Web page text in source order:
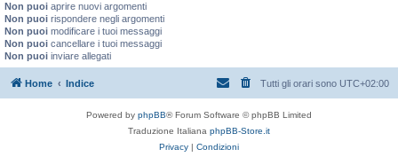
Non puoi aprire nuovi argomenti
Non puoi rispondere negli argomenti
Non puoi modificare i tuoi messaggi
Non puoi cancellare i tuoi messaggi
Non puoi inviare allegati
Home Indice Tutti gli orari sono UTC+02:00
Powered by phpBB® Forum Software © phpBB Limited
Traduzione Italiana phpBB-Store.it
Privacy | Condizioni